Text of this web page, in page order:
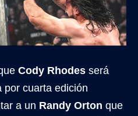
Cody Rhodes será
por cuarta edición
a un Randy Orton que